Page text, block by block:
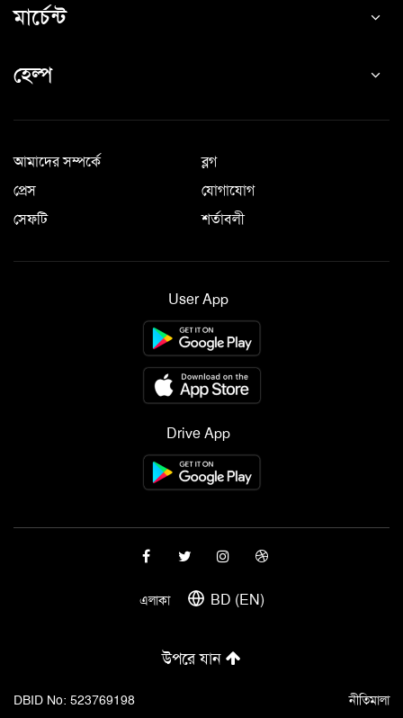
মার্চেন্ট
হেল্প
আমাদের সম্পর্কে
ব্লগ
প্রেস
যোগাযোগ
সেফটি
শর্তাবলী
User App
Drive App
এলাকা BD (EN)
উপরে যান
DBID No: 523769198 নীতিমালা